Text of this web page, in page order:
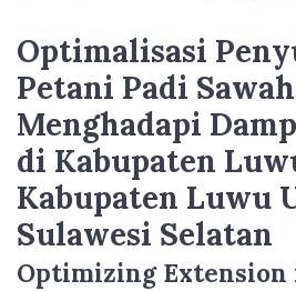
Optimalisasi
Petani Padi
Menghadapi
di Kabupaten
Kabupaten Luwu
Sulawesi Selatan
Optimizing Extension